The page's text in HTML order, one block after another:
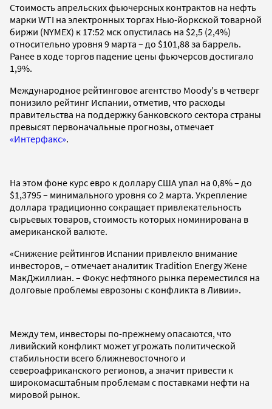
Стоимость апрельских фьючерсных контрактов на нефть
марки WTI на электронных торгах Нью-йоркской товарной
биржи (NYMEX) к 17:52 мск опустилась на $2,5 (2,4%)
относительно уровня 9 марта – до $101,88 за баррель.
Ранее в ходе торгов падение цены фьючерсов достигало
1,9%.
Международное рейтинговое агентство Moody's в четверг
понизило рейтинг Испании, отметив, что расходы
правительства на поддержку банковского сектора страны
превысят первоначальные прогнозы, отмечает
«Интерфакс».
На этом фоне курс евро к доллару США упал на 0,8% – до
$1,3795 – минимального уровня со 2 марта. Укрепление
доллара традиционно сокращает привлекательность
сырьевых товаров, стоимость которых номинирована в
американской валюте.
«Снижение рейтингов Испании привлекло внимание
инвесторов, – отмечает аналитик Tradition Energy Жене
МакДжиллиан. – Фокус нефтяного рынка переместился на
долговые проблемы еврозоны с конфликта в Ливии».
Между тем, инвесторы по-прежнему опасаются, что
ливийский конфликт может угрожать политической
стабильности всего ближневосточного и
североафриканского регионов, а значит привести к
широкомасштабным проблемам с поставками нефти на
мировой рынок.